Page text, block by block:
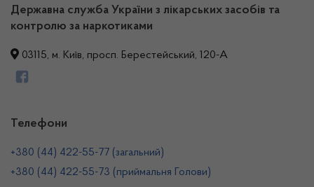
Державна служба України з лікарських засобів та
контролю за наркотиками
03115, м. Київ, просп. Берестейський, 120-А
Телефони
+380 (44) 422-55-77 (загальний)
+380 (44) 422-55-73 (приймальня Голови)